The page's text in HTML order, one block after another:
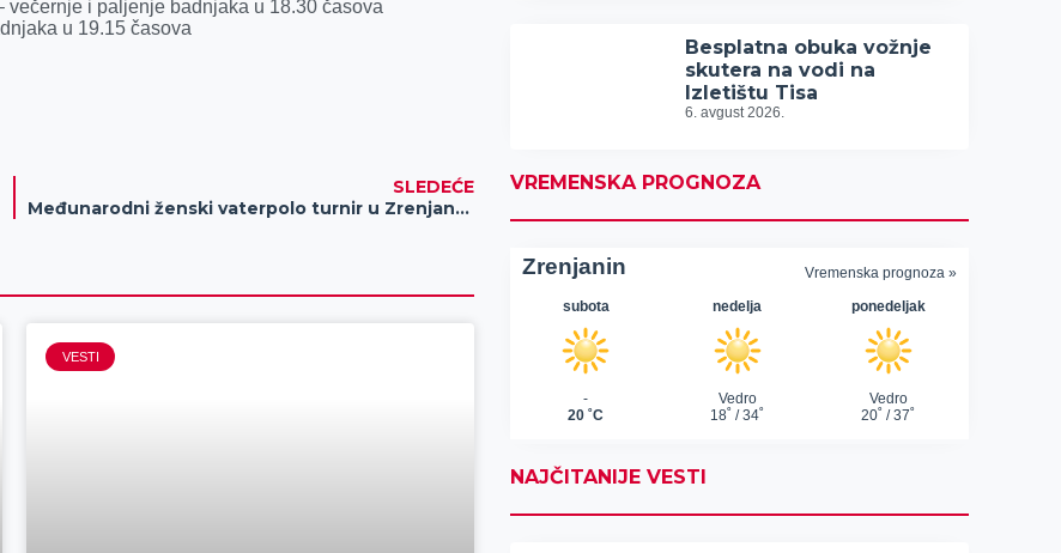
večernje i paljenje badnjaka u 18.30 časova
u 19.15 časova
SLEDEĆE
Međunarodni ženski vaterpolo turnir u Zrenjaninu, igraju Srbija, Nemačka, Izrael i Slovačka
VESTI
Besplatna obuka vožnje
skutera na vodi na
Izletištu Tisa
6. avgust 2026.
VREMENSKA PROGNOZA
NAJČITANIJE VESTI